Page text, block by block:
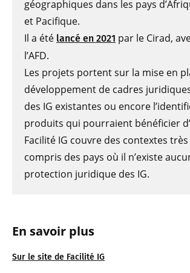
En savoir plus
Sur le site de Facilité IG
géographiques dans les pays
et Pacifique.
Il a été lancé en 2021 par le Cirad,
l’AFD.
Les projets portent sur la mise en
développement de cadres
des IG existantes ou encore
produits qui pourraient bénéficier
Facilité IG couvre des contextes
compris des pays où il n’existe
protection juridique des IG.